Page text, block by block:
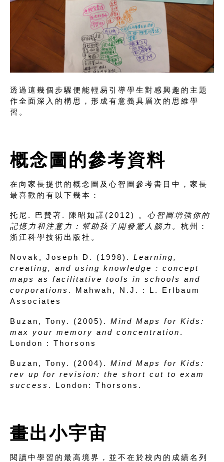
透過這幾個步驟便能輕易引導學生對感興趣的主題
作全面深入的構思，形成有意義具層次的思維學
習。
概念圖的參考資料
在向家長提供的概念圖及心智圖參考書目中，家長
最喜歡的有以下幾本：
托尼. 巴贊著. 陳昭如譯(2012) 。 心智圖增強你的
記憶力和注意力：幫助孩子開發驚人腦力 。杭州：
浙江科學技術出版社。
Novak, Joseph D. (1998). Learning,
creating, and using knowledge : concept
maps as facilitative tools in schools and
corporations . Mahwah, N.J. : L. Erlbaum
Associates
Buzan, Tony. (2005). Mind Maps for Kids:
max your memory and concentration .
London : Thorsons
Buzan, Tony. (2004). Mind Maps for Kids:
rev up for revision: the short cut to exam
success . London: Thorsons.
畫出小宇宙
閱讀中學習的最高境界，並不在於校內的成績名列